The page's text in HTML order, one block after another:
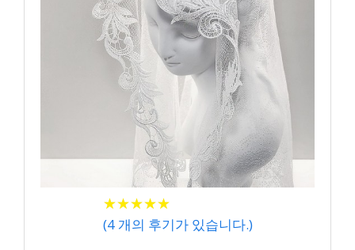
★★★★★
★★★★★
(4개의 후기가 있습니다.)